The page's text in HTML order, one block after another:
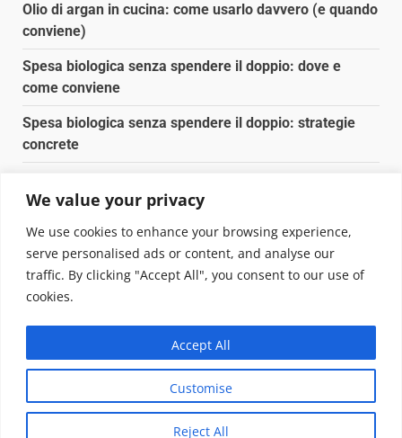
We value your privacy
We use cookies to enhance your browsing experience,
serve personalised ads or content, and analyse our
traffic. By clicking "Accept All", you consent to our use of
cookies.
Customise
Reject All
Accept All
Olio di argan in cucina: come usarlo davvero (e quando
conviene)
Spesa biologica senza spendere il doppio: dove e
come conviene
Spesa biologica senza spendere il doppio: strategie
concrete
Pulizia naturale della casa: 3 ingredienti che
sostituiscono 10 prodotti chimici
Copyright © 2025 Biopianeta.it proprietà di Jws Media
Questo blog non è una testata giornalistica, in quanto
viene aggiornato senza alcuna periodicità. Non può
pertanto considerarsi un prodotto editoriale ai sensi
della legge n. 62 del 07.03.2001|DarkNewsvon AF
themes.